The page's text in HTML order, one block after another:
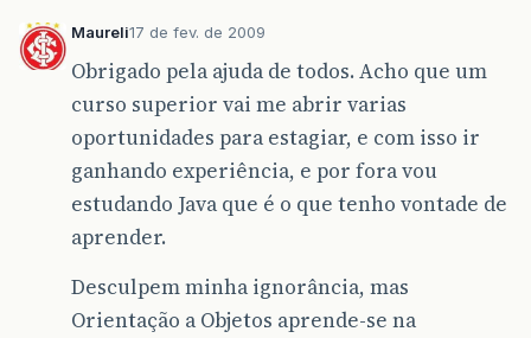
Maureli17 de fev. de 2009
Obrigado pela ajuda de todos. Acho que um
curso superior vai me abrir varias
oportunidades para estagiar, e com isso ir
ganhando experiência, e por fora vou
estudando Java que é o que tenho vontade de
aprender.
Desculpem minha ignorância, mas
Orientação a Objetos aprende-se na